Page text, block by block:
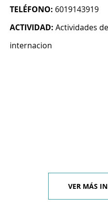
TELÉFONO: 6019143919
ACTIVIDAD: Actividades
internacion
VER MÁS